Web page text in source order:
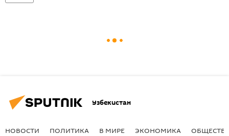
Узбекистан
НОВОСТИ ПОЛИТИКА В МИРЕ ЭКОНОМИКА